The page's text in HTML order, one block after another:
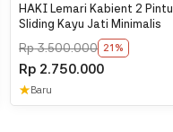
HAKI Lemari Kabient 2 Pintu
Sliding Kayu Jati Minimalis
Rp3.500.000 21%
Rp 2.750.000
★Baru